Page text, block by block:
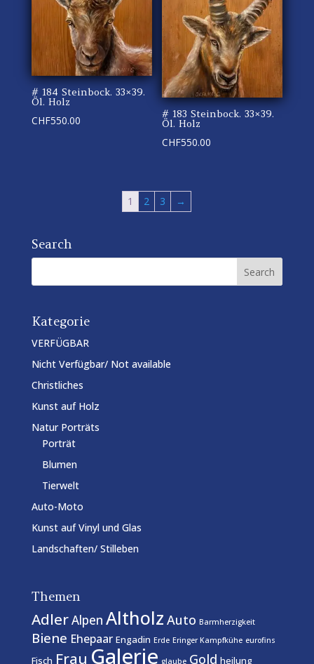
# 184 Steinbock. 33×39.
Öl. Holz
CHF550.00 # 183 Steinbock. 33×39.
Öl. Holz
CHF550.00
1 2 3 →
Search
Kategorie
VERFÜGBAR
Nicht Verfügbar/ Not available
Christliches
Kunst auf Holz
Natur Porträts
Porträt
Blumen
Tierwelt
Auto-Moto
Kunst auf Vinyl und Glas
Landschaften/ Stilleben
Themen
AdlerAlpen Altholz Auto Barmherzigkeit
Biene Ehepaar Engadin Erde Eringer Kampfkühe eurofins
Fisch Frau Galerie glaube Gold heilung